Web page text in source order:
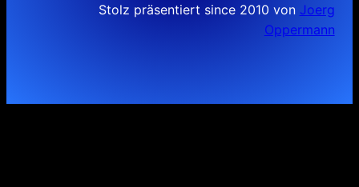
Stolz präsentiert since 2010 von Joerg
Oppermann